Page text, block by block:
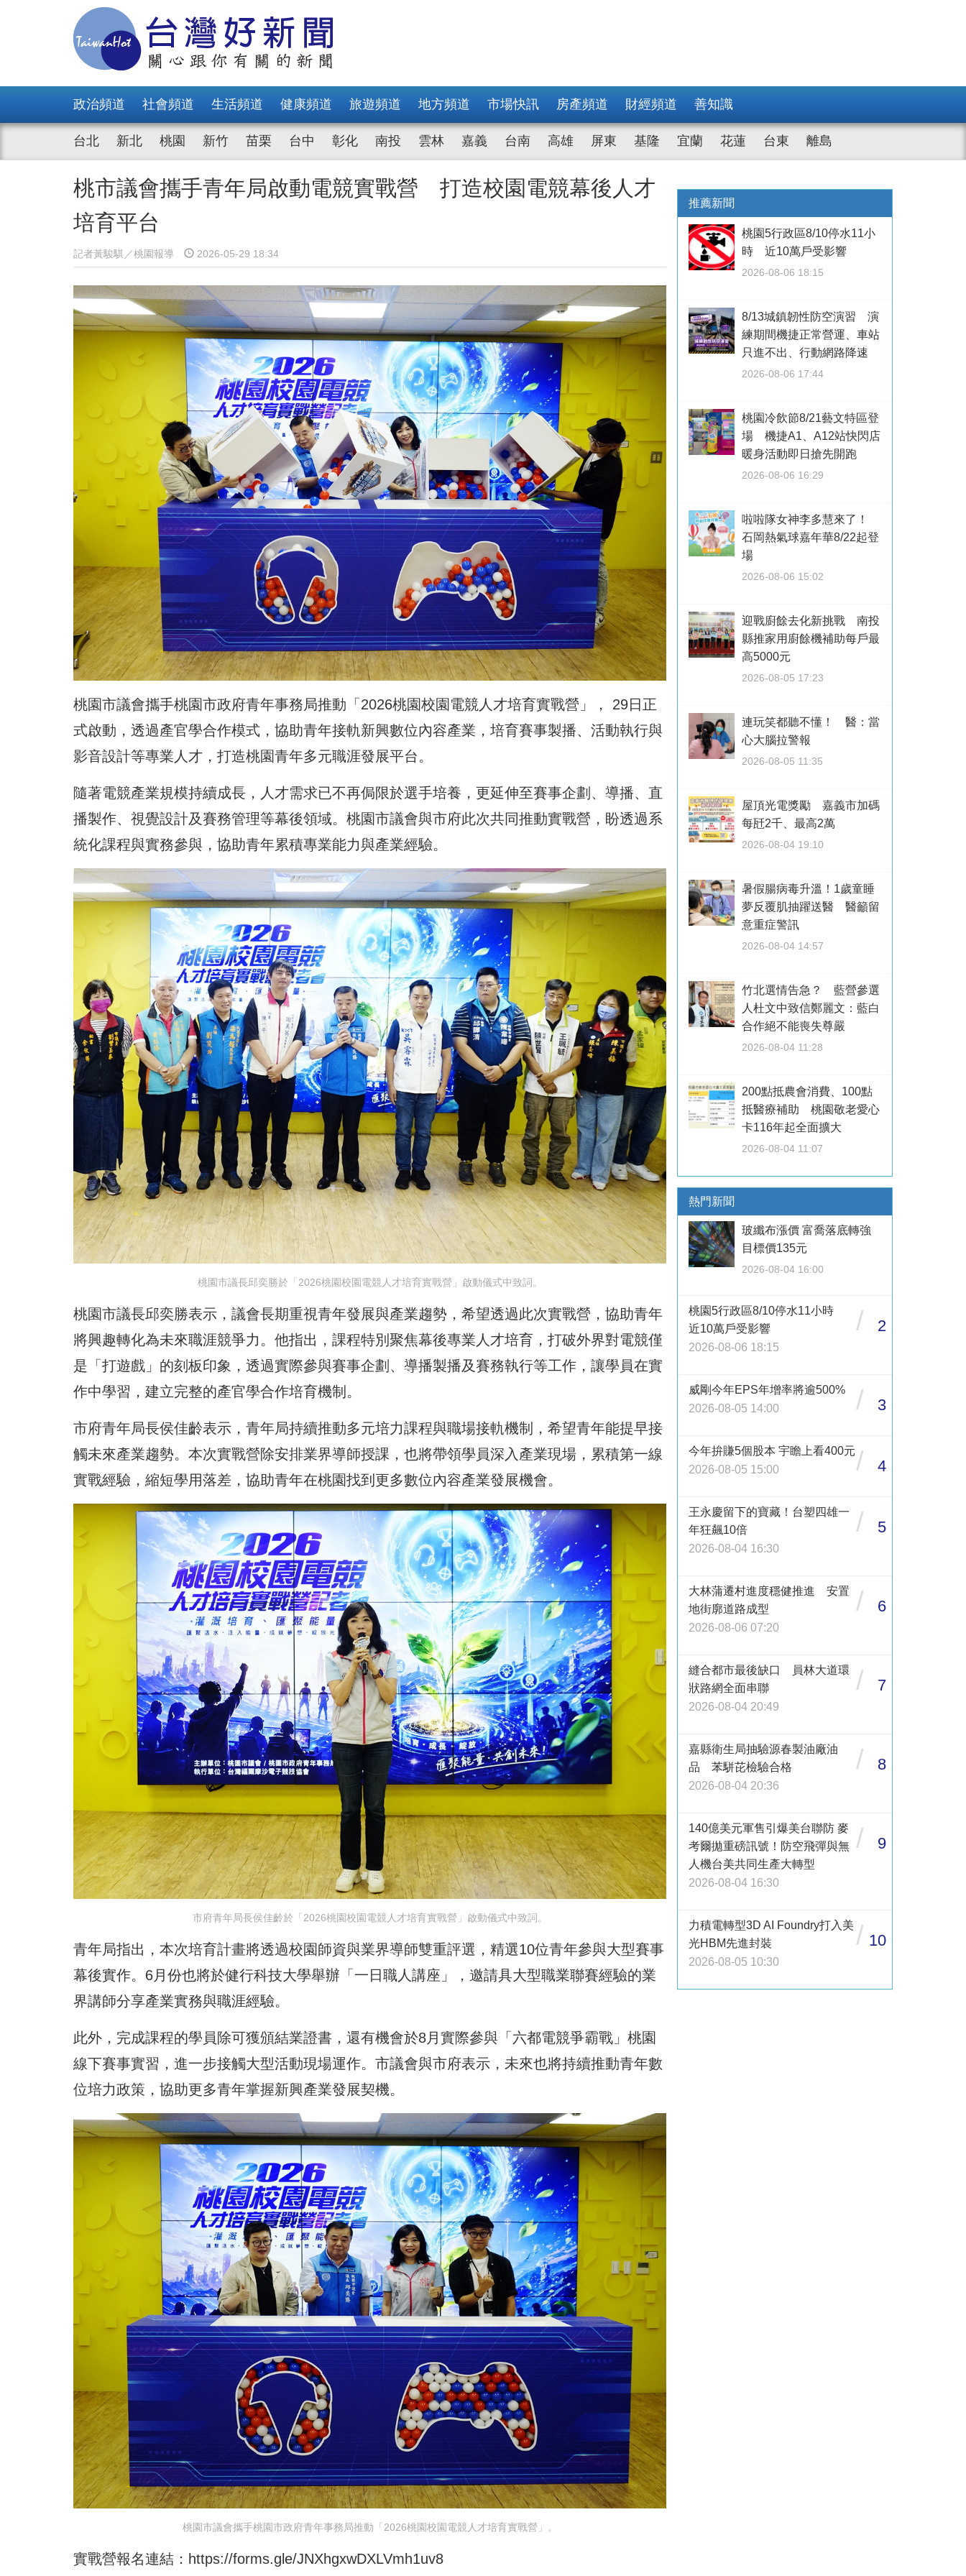
政治頻道 社會頻道 生活頻道 健康頻道 旅遊頻道 地方頻道 市場快訊 房產頻道 財經頻道 善知識
台北 新北 桃園 新竹 苗栗 台中 彰化 南投 雲林 嘉義 台南 高雄 屏東 基隆 宜蘭 花蓮 台東 離島
桃市議會攜手青年局啟動電競實戰營 打造校園電競幕後人才
培育平台
記者黃駿騏／桃園報導 2026-05-29 18:34
桃園市議會攜手桃園市政府青年事務局推動「2026桃園校園電競人才培育實戰營」， 29日正
式啟動，透過產官學合作模式，協助青年接軌新興數位內容產業，培育賽事製播、活動執行與
影音設計等專業人才，打造桃園青年多元職涯發展平台。
隨著電競產業規模持續成長，人才需求已不再侷限於選手培養，更延伸至賽事企劃、導播、直
播製作、視覺設計及賽務管理等幕後領域。桃園市議會與市府此次共同推動實戰營，盼透過系
統化課程與實務參與，協助青年累積專業能力與產業經驗。
桃園市議長邱奕勝於「2026桃園校園電競人才培育實戰營」啟動儀式中致詞。
桃園市議長邱奕勝表示，議會長期重視青年發展與產業趨勢，希望透過此次實戰營，協助青年
將興趣轉化為未來職涯競爭力。他指出，課程特別聚焦幕後專業人才培育，打破外界對電競僅
是「打遊戲」的刻板印象，透過實際參與賽事企劃、導播製播及賽務執行等工作，讓學員在實
作中學習，建立完整的產官學合作培育機制。
市府青年局長侯佳齡表示，青年局持續推動多元培力課程與職場接軌機制，希望青年能提早接
觸未來產業趨勢。本次實戰營除安排業界導師授課，也將帶領學員深入產業現場，累積第一線
實戰經驗，縮短學用落差，協助青年在桃園找到更多數位內容產業發展機會。
市府青年局長侯佳齡於「2026桃園校園電競人才培育實戰營」啟動儀式中致詞。
青年局指出，本次培育計畫將透過校園師資與業界導師雙重評選，精選10位青年參與大型賽事
幕後實作。6月份也將於健行科技大學舉辦「一日職人講座」，邀請具大型職業聯賽經驗的業
界講師分享產業實務與職涯經驗。
此外，完成課程的學員除可獲頒結業證書，還有機會於8月實際參與「六都電競爭霸戰」桃園
線下賽事實習，進一步接觸大型活動現場運作。市議會與市府表示，未來也將持續推動青年數
位培力政策，協助更多青年掌握新興產業發展契機。
桃園市議會攜手桃園市政府青年事務局推動「2026桃園校園電競人才培育實戰營」。
實戰營報名連結： https://forms.gle/JNXhgxwDXLVmh1uv8
推薦新聞
桃園5行政區8/10停水11小
時 近10萬戶受影響
2026-08-06 18:15
8/13城鎮韌性防空演習 演
練期間機捷正常營運、車站
只進不出、行動網路降速
2026-08-06 17:44
桃園冷飲節8/21藝文特區登
場 機捷A1、A12站快閃店
暖身活動即日搶先開跑
2026-08-06 16:29
啦啦隊女神李多慧來了！
石岡熱氣球嘉年華8/22起登
場
2026-08-06 15:02
迎戰廚餘去化新挑戰 南投
縣推家用廚餘機補助每戶最
高5000元
2026-08-05 17:23
連玩笑都聽不懂！ 醫：當
心大腦拉警報
2026-08-05 11:35
屋頂光電獎勵 嘉義市加碼
每瓩2千、最高2萬
2026-08-04 19:10
暑假腸病毒升溫！1歲童睡
夢反覆肌抽躍送醫 醫籲留
意重症警訊
2026-08-04 14:57
竹北選情告急？ 藍營參選
人杜文中致信鄭麗文：藍白
合作絕不能喪失尊嚴
2026-08-04 11:28
200點抵農會消費、100點
抵醫療補助 桃園敬老愛心
卡116年起全面擴大
2026-08-04 11:07
熱門新聞
玻纖布漲價 富喬落底轉強
目標價135元
2026-08-04 16:00
桃園5行政區8/10停水11小時
近10萬戶受影響
2026-08-06 18:15
/ 2
威剛今年EPS年增率將逾500%
2026-08-05 14:00
/ 3
今年拚賺5個股本 宇瞻上看400元
2026-08-05 15:00
/ 4
王永慶留下的寶藏！台塑四雄一
年狂飆10倍
2026-08-04 16:30
/ 5
大林蒲遷村進度穩健推進 安置
地街廓道路成型
2026-08-06 07:20
/ 6
縫合都市最後缺口 員林大道環
狀路網全面串聯
2026-08-04 20:49
/ 7
嘉縣衛生局抽驗源春製油廠油
品 苯駢芘檢驗合格
2026-08-04 20:36
/ 8
140億美元軍售引爆美台聯防 麥
考爾拋重磅訊號！防空飛彈與無
人機台美共同生產大轉型
2026-08-04 16:30
/ 9
力積電轉型3D AI Foundry打入美
光HBM先進封裝
2026-08-05 10:30
/ 10